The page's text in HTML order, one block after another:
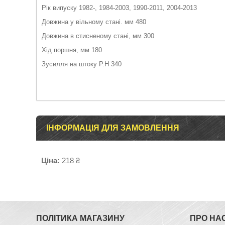
Рік випуску 1982-, 1984-2003, 1990-2011, 2004-2013
Довжина у вільному стані. мм 480
Довжина в стисненому стані, мм 300
Хід поршня, мм 180
Зусилля на штоку P.H 340
ІНФОРМАЦІЯ ДЛЯ ЗАМОВЛЕННЯ
Ціна: 218 ₴
ПОЛІТИКА МАГАЗИНУ ПРО